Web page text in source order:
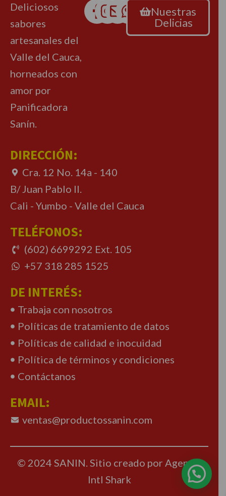
Deliciosos
sabores
artesanales del
Valle del Cauca,
horneados con
amor por
Panificadora
Sanín.
Nuestras
Delicias
DIRECCIÓN:
Cra. 12 No. 14a - 140
B/ Juan Pablo II.
Cali - Yumbo - Valle del Cauca
TELÉFONOS:
(602) 6699292 Ext. 105
+57 318 285 1525
DE INTERÉS:
Trabaja con nosotros
Políticas de tratamiento de datos
Políticas de calidad e inocuidad
Política de términos y condiciones
Contáctanos
EMAIL:
ventas@productossanin.com
© 2024 SANIN. Sitio creado por Agencia
Intl Shark